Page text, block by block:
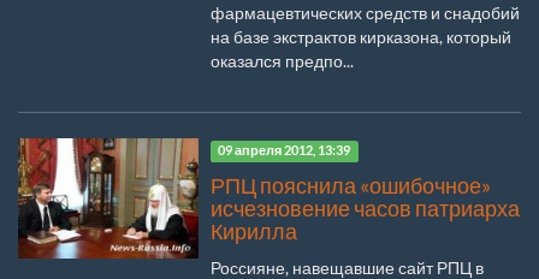
фармацевтических средств и снадобий
на базе экстрактов кирказона, который
оказался предпо...
09 апреля 2012, 13:39
РПЦ пояснила «ошибочное»
исчезновение часов патриарха
Кирилла
Россияне, навещавшие сайт РПЦ в